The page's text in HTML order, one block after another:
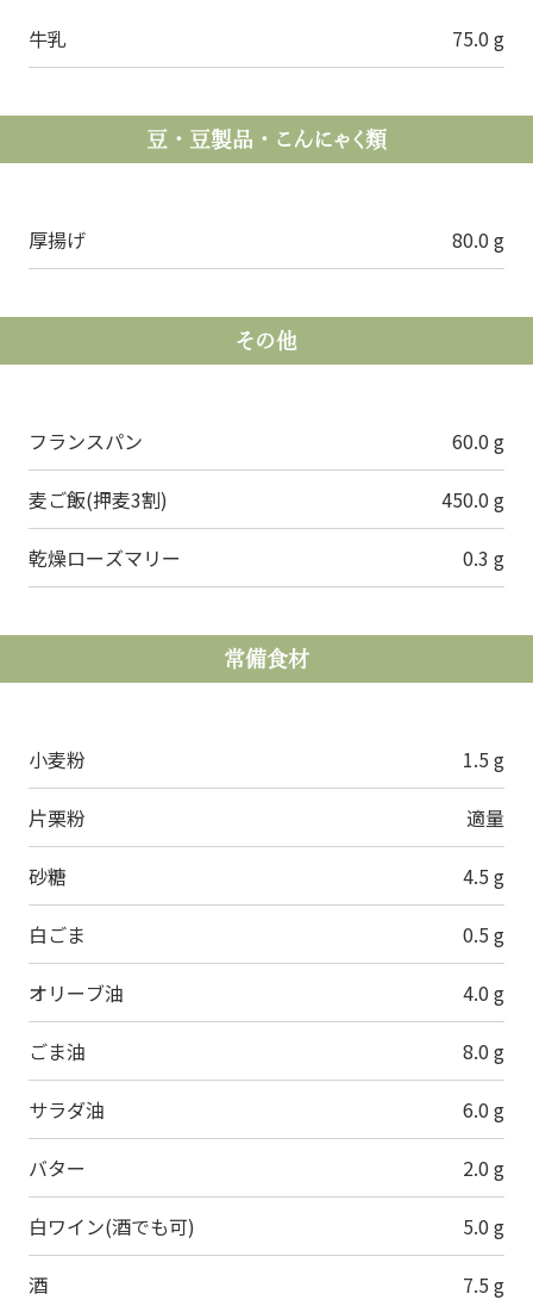
牛乳 75.0 g
豆・豆製品・こんにゃく類
厚揚げ 80.0 g
その他
フランスパン 60.0 g
麦ご飯(押麦3割) 450.0 g
乾燥ローズマリー 0.3 g
常備食材
小麦粉 1.5 g
片栗粉 適量
砂糖 4.5 g
白ごま 0.5 g
オリーブ油 4.0 g
ごま油 8.0 g
サラダ油 6.0 g
バター 2.0 g
白ワイン(酒でも可) 5.0 g
酒 7.5 g